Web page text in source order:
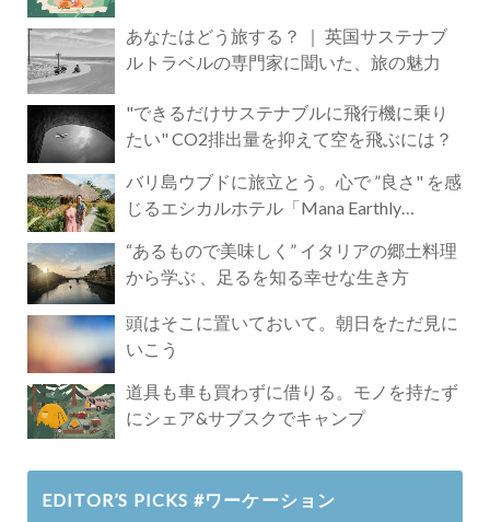
あなたはどう旅する？ ｜ 英国サステナブ
ルトラベルの専門家に聞いた、旅の魅力
"できるだけサステナブルに飛行機に乗り
たい" CO2排出量を抑えて空を飛ぶには？
バリ島ウブドに旅立とう。心で ”良さ" を感
じるエシカルホテル「Mana Earthly
“あるもので美味しく” イタリアの郷土料理
から学ぶ 、足るを知る幸せな生き方
頭はそこに置いておいて。朝日をただ見に
いこう
道具も車も買わずに借りる。モノを持たず
にシェア&サブスクでキャンプ
EDITOR’S PICKS #ワーケーション